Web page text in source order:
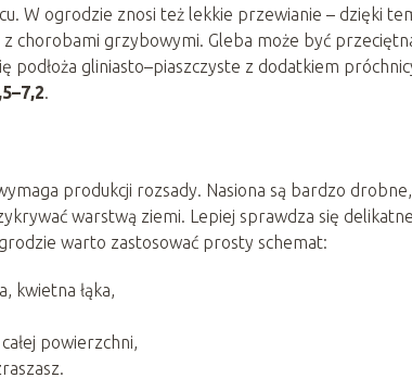
W ogrodzie znosi też lekkie przewianie – dzięki
chorobami grzybowymi. Gleba może być
gliniasto–piaszczyste z dodatkiem
.
produkcji rozsady. Nasiona są bardzo drobne,
warstwą ziemi. Lepiej sprawdza się delikatne
warto zastosować prosty schemat:
kwietna łąka,
powierzchni,